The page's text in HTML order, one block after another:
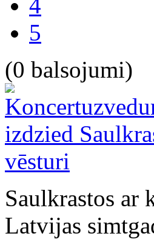
5
(0 balsojumi)
Saulkrastos ar
Latvijas